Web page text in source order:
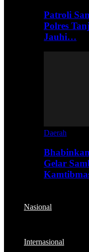
Patroli
Polres
Jauhi…
Daerah
Gelar
Nasional
Internasional